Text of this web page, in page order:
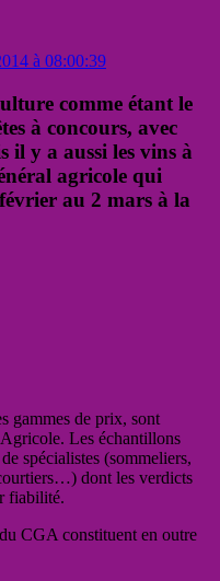
à 08:00:39
comme étant le
à concours, avec
il y a aussi les vins à
agricole qui
au 2 mars à la
gammes de prix, sont
Les échantillons
spécialistes (sommeliers,
dont les verdicts
fiabilité.
CGA constituent en outre